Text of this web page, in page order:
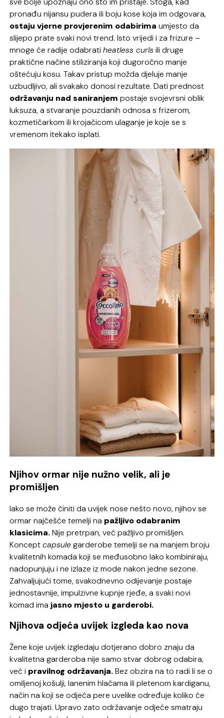
pronađu nijansu pudera ili boju kose koja im odgovara,
ostaju vjerne provjerenim odabirima umjesto da
slijepo prate svaki novi trend. Isto vrijedi i za frizure –
mnoge će radije odabratiheatless curls ili druge
praktične načine stiliziranja koji dugoročno manje
oštećuju kosu. Takav pristup možda djeluje manje
uzbudljivo, ali svakako donosi rezultate. Dati prednost
održavanju nad saniranjem postaje svojevrsni oblik
luksuza, a stvaranje pouzdanih odnosa s frizerom,
kozmetičarkom ili krojačicom ulaganje je koje se s
vremenom itekako isplati.
Njihov ormar nije nužno velik, ali je
promišljen
Iako se može činiti da uvijek nose nešto novo, njihov se
ormar najčešće temelji na pažljivo odabranim
klasicima.Nije pretrpan, već pažljivo promišljen.
Konceptcapsulegarderobe temelji se na manjem broju
kvalitetnih komada koji se međusobno lako kombiniraju,
nadopunjuju i ne izlaze iz mode nakon jedne sezone.
Zahvaljujući tome, svakodnevno odijevanje postaje
jednostavnije, impulzivne kupnje rjeđe, a svaki novi
komad ima jasno mjesto u garderobi.
Njihova odjeća uvijek izgleda kao nova
Žene koje uvijek izgledaju dotjerano dobro znaju da
kvalitetna garderoba nije samo stvar dobrog odabira,
već i pravilnog održavanja.Bez obzira na to radi li se o
omiljenoj košulji, lanenim hlačama ili pletenom kardiganu,
način na koji se odjeća pere uvelike određuje koliko će
dugo trajati. Upravo zato održavanje odjeće smatraju